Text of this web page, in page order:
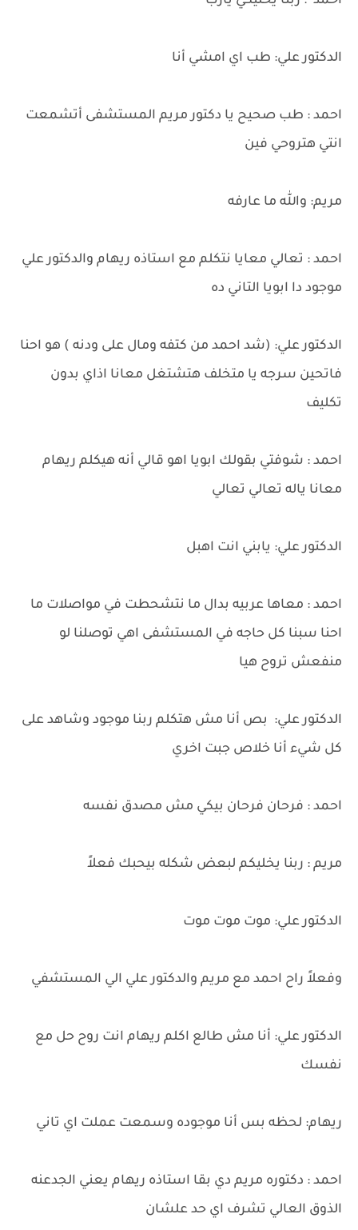
الدكتور علي: طب اي امشي أنا
احمد : طب صحيح يا دكتور مريم المستشفى أتشمعت
انتي هتروحي فين
مريم: والله ما عارفه
احمد : تعالي معايا نتكلم مع استاذه ريهام والدكتور علي
موجود دا ابويا التاني ده
الدكتور علي: (شد احمد من كتفه ومال على ودنه ) هو احنا
فاتحين سرجه يا متخلف هتشتغل معانا اذاي بدون
تكليف
احمد : شوفتي بقولك ابويا اهو قالي أنه هيكلم ريهام
معانا ياله تعالي تعالي
الدكتور علي: يابني انت اهبل
احمد : معاها عربيه بدال ما نتشحطت في مواصلات ما
احنا سبنا كل حاجه في المستشفى اهي توصلنا لو
منفعش تروح هيا
الدكتور علي: بص أنا مش هتكلم ربنا موجود وشاهد على
كل شيء أنا خلاص جبت اخري
احمد : فرحان فرحان بيكي مش مصدق نفسه
مريم : ربنا يخليكم لبعض شكله بيحبك فعلاً
الدكتور علي: موت موت موت
وفعلاً راح احمد مع مريم والدكتور علي الي المستشفي
الدكتور علي: أنا مش طالع اكلم ريهام انت روح حل مع
نفسك
ريهام: لحظه بس أنا موجوده وسمعت عملت اي تاني
احمد : دكتوره مريم دي بقا استاذه ريهام يعني الجدعنه
الذوق العالي تشرف اي حد علشان